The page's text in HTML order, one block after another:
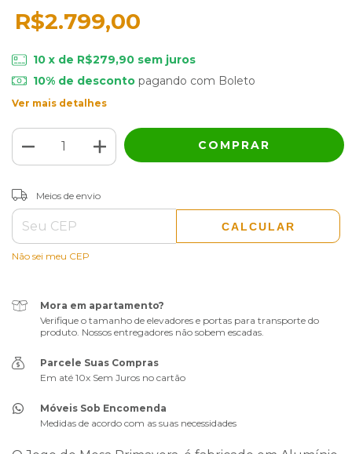
R$2.799,00
10 x de R$279,90 sem juros
10% de descontopagando com Boleto
Ver mais detalhes
Entregas para o CEP:
Meios de envio
CALCULAR
Não sei meu CEP
Mora em apartamento?
Verifique o tamanho de elevadores e portas para transporte do
produto. Nossos entregadores não sobem escadas.
Parcele Suas Compras
Em até 10x Sem Juros no cartão
Móveis Sob Encomenda
Medidas de acordo com as suas necessidades